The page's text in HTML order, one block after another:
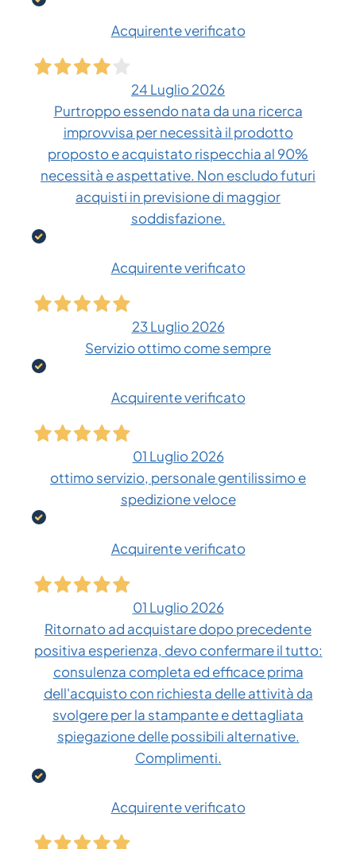
Acquirente verificato
24 Luglio 2026
Purtroppo essendo nata da una ricerca
improvvisa per necessità il prodotto
proposto e acquistato rispecchia al 90%
necessità e aspettative. Non escludo futuri
acquisti in previsione di maggior
soddisfazione.
Acquirente verificato
23 Luglio 2026
Servizio ottimo come sempre
Acquirente verificato
01 Luglio 2026
ottimo servizio, personale gentilissimo e
spedizione veloce
Acquirente verificato
01 Luglio 2026
Ritornato ad acquistare dopo precedente
positiva esperienza, devo confermare il tutto:
consulenza completa ed efficace prima
dell'acquisto con richiesta delle attività da
svolgere per la stampante e dettagliata
spiegazione delle possibili alternative.
Complimenti.
Acquirente verificato